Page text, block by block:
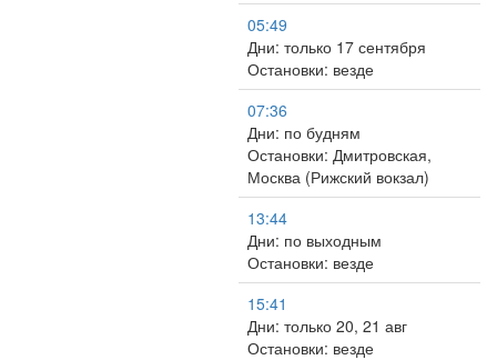
05:49
Дни: только 17 сентября
Остановки: везде
07:36
Дни: по будням
Остановки: Дмитровская,
Москва (Рижский вокзал)
13:44
Дни: по выходным
Остановки: везде
15:41
Дни: только 20, 21 авг
Остановки: везде